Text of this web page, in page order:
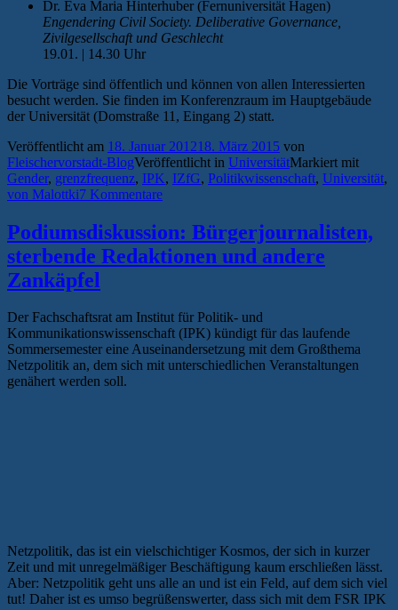
Dr. Eva Maria Hinterhuber (Fernuniversität Hagen)
Engendering Civil Society. Deliberative Governance,
Zivilgesellschaft und Geschlecht
19.01. | 14.30 Uhr
Die Vorträge sind öffentlich und können von allen Interessierten
besucht werden. Sie finden im Konferenzraum im Hauptgebäude
der Universität (Domstraße 11, Eingang 2) statt.
Veröffentlicht am 18. Januar 201218. März 2015 von
Fleischervorstadt-BlogVeröffentlicht in UniversitätMarkiert mit
Gender, grenzfrequenz, IPK, IZfG, Politikwissenschaft, Universität,
von Malottki7 Kommentare
Podiumsdiskussion: Bürgerjournalisten,
sterbende Redaktionen und andere
Zankäpfel
Der Fachschaftsrat am Institut für Politik- und
Kommunikationswissenschaft (IPK) kündigt für das laufende
Sommersemester eine Auseinandersetzung mit dem Großthema
Netzpolitik an, dem sich mit unterschiedlichen Veranstaltungen
genähert werden soll.
Netzpolitik, das ist ein vielschichtiger Kosmos, der sich in kurzer
Zeit und mit unregelmäßiger Beschäftigung kaum erschließen lässt.
Aber: Netzpolitik geht uns alle an und ist ein Feld, auf dem sich viel
tut! Daher ist es umso begrüßenswerter, dass sich mit dem FSR IPK